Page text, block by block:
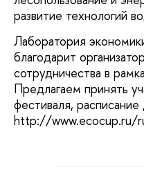
развитие технологий
Лаборатория
благодарит
сотрудничества в
Предлагаем принять
фестиваля,
http://www.ecocup.ru/